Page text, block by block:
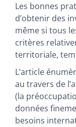
Les bonnes
d’obtenir des
même si tous
critères
territoriale,
L’article
au travers de
(la
données
besoins